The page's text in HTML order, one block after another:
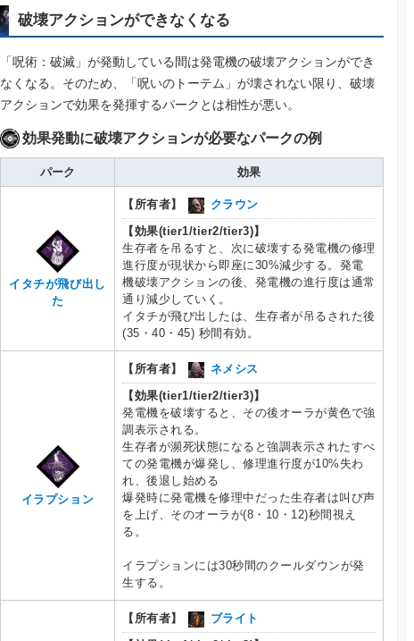
破壊アクションができなくなる
「呪術：破滅」が発動している間は発電機の破壊アクションができ
なくなる。そのため、「呪いのトーテム」が壊されない限り、破壊
アクションで効果を発揮するパークとは相性が悪い。
効果発動に破壊アクションが必要なパークの例
パーク 効果
イタチが飛び出し
た
【所有者】
クラウン
【効果(tier1/tier2/tier3)】
生存者を吊るすと、次に破壊する発電機の修理
進行度が現状から即座に30%減少する。発電
機破壊アクションの後、発電機の進行度は通常
通り減少していく。
イタチが飛び出したは、生存者が吊るされた後
(35・40・45) 秒間有効。
イラプション
【所有者】
ネメシス
【効果(tier1/tier2/tier3)】
発電機を破壊すると、その後オーラが黄色で強
調表示される。
生存者が瀕死状態になると強調表示されたすべ
ての発電機が爆発し、修理進行度が10%失わ
れ、後退し始める
爆発時に発電機を修理中だった生存者は叫び声
を上げ、そのオーラが(8・10・12)秒間視え
る。
イラプションには30秒間のクールダウンが発
生する。
【所有者】
ブライト